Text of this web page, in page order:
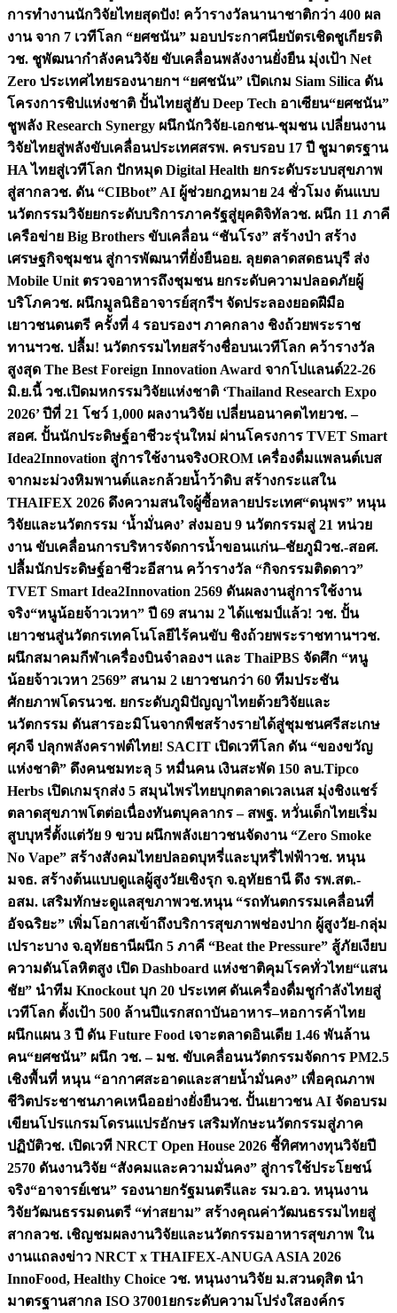
การทำงานนักวิจัยไทยสุดปัง! คว้ารางวัลนานาชาติกว่า 400 ผล
งาน จาก 7 เวทีโลก “ยศชนัน” มอบประกาศนียบัตรเชิดชูเกียรติ
วช. ชูพัฒนากำลังคนวิจัย ขับเคลื่อนพลังงานยั่งยืน มุ่งเป้า Net
Zero ประเทศไทยรองนายกฯ “ยศชนัน” เปิดเกม Siam Silica ดัน
โครงการชิปแห่งชาติ ปั้นไทยสู่ฮับ Deep Tech อาเซียน“ยศชนัน”
ชูพลัง Research Synergy ผนึกนักวิจัย-เอกชน-ชุมชน เปลี่ยนงาน
วิจัยไทยสู่พลังขับเคลื่อนประเทศสรพ. ครบรอบ 17 ปี ชูมาตรฐาน
HA ไทยสู่เวทีโลก ปักหมุด Digital Health ยกระดับระบบสุขภาพ
สู่สากลวช. ดัน “CIBbot” AI ผู้ช่วยกฎหมาย 24 ชั่วโมง ต้นแบบ
นวัตกรรมวิจัยยกระดับบริการภาครัฐสู่ยุคดิจิทัลวช. ผนึก 11 ภาคี
เครือข่าย Big Brothers ขับเคลื่อน “ชันโรง” สร้างป่า สร้าง
เศรษฐกิจชุมชน สู่การพัฒนาที่ยั่งยืนอย. ลุยตลาดสดธนบุรี ส่ง
Mobile Unit ตรวจอาหารถึงชุมชน ยกระดับความปลอดภัยผู้
บริโภควช. ผนึกมูลนิธิอาจารย์สุกรีฯ จัดประลองยอดฝีมือ
เยาวชนดนตรี ครั้งที่ 4 รอบรองฯ ภาคกลาง ชิงถ้วยพระราช
ทานฯวช. ปลื้ม! นวัตกรรมไทยสร้างชื่อบนเวทีโลก คว้ารางวัล
สูงสุด The Best Foreign Innovation Award จากโปแลนด์22-26
มิ.ย.นี้ วช.เปิดมหกรรมวิจัยแห่งชาติ ‘Thailand Research Expo
2026’ ปีที่ 21 โชว์ 1,000 ผลงานวิจัย เปลี่ยนอนาคตไทยวช. –
สอศ. ปั้นนักประดิษฐ์อาชีวะรุ่นใหม่ ผ่านโครงการ TVET Smart
Idea2Innovation สู่การใช้งานจริงOROM เครื่องดื่มแพลนต์เบส
จากมะม่วงหิมพานต์และกล้วยน้ำว้าดิบ สร้างกระแสใน
THAIFEX 2026 ดึงความสนใจผู้ซื้อหลายประเทศ“ดนุพร” หนุน
วิจัยและนวัตกรรม ‘น้ำมั่นคง’ ส่งมอบ 9 นวัตกรรมสู่ 21 หน่วย
งาน ขับเคลื่อนการบริหารจัดการน้ำขอนแก่น–ชัยภูมิวช.-สอศ.
ปลื้มนักประดิษฐ์อาชีวะอีสาน คว้ารางวัล “กิจกรรมติดดาว”
TVET Smart Idea2Innovation 2569 ดันผลงานสู่การใช้งาน
จริง“หนูน้อยจ้าวเวหา” ปี 69 สนาม 2 ได้แชมป์แล้ว! วช. ปั้น
เยาวชนสู่นวัตกรเทคโนโลยีไร้คนขับ ชิงถ้วยพระราชทานฯวช.
ผนึกสมาคมกีฬาเครื่องบินจำลองฯ และ ThaiPBS จัดศึก “หนู
น้อยจ้าวเวหา 2569” สนาม 2 เยาวชนกว่า 60 ทีมประชัน
ศักยภาพโดรนวช. ยกระดับภูมิปัญญาไทยด้วยวิจัยและ
นวัตกรรม ดันสารอะมิโนจากพืชสร้างรายได้สู่ชุมชนศรีสะเกษ
ศุภจี ปลุกพลังคราฟต์ไทย! SACIT เปิดเวทีโลก ดัน “ของขวัญ
แห่งชาติ” ดึงคนชมทะลุ 5 หมื่นคน เงินสะพัด 150 ลบ.Tipco
Herbs เปิดเกมรุกส่ง 5 สมุนไพรไทยบุกตลาดเวลเนส มุ่งชิงแชร์
ตลาดสุขภาพโตต่อเนื่องทันตบุคลากร – สพฐ. หวั่นเด็กไทยเริ่ม
สูบบุหรี่ตั้งแต่วัย 9 ขวบ ผนึกพลังเยาวชนจัดงาน “Zero Smoke
No Vape” สร้างสังคมไทยปลอดบุหรี่และบุหรี่ไฟฟ้าวช. หนุน
มจธ. สร้างต้นแบบดูแลผู้สูงวัยเชิงรุก จ.อุทัยธานี ดึง รพ.สต.-
อสม. เสริมทักษะดูแลสุขภาพวช.หนุน “รถทันตกรรมเคลื่อนที่
อัจฉริยะ” เพิ่มโอกาสเข้าถึงบริการสุขภาพช่องปาก ผู้สูงวัย-กลุ่ม
เปราะบาง จ.อุทัยธานีผนึก 5 ภาคี “Beat the Pressure” สู้ภัยเงียบ
ความดันโลหิตสูง เปิด Dashboard แห่งชาติคุมโรคทั่วไทย“แสน
ชัย” นำทีม Knockout บุก 20 ประเทศ ดันเครื่องดื่มชูกำลังไทยสู่
เวทีโลก ตั้งเป้า 500 ล้านปีแรกสถาบันอาหาร–หอการค้าไทย
ผนึกแผน 3 ปี ดัน Future Food เจาะตลาดอินเดีย 1.46 พันล้าน
คน“ยศชนัน” ผนึก วช. – มช. ขับเคลื่อนนวัตกรรมจัดการ PM2.5
เชิงพื้นที่ หนุน “อากาศสะอาดและสายน้ำมั่นคง” เพื่อคุณภาพ
ชีวิตประชาชนภาคเหนืออย่างยั่งยืนวช. ปั้นเยาวชน AI จัดอบรม
เขียนโปรแกรมโดรนแปรอักษร เสริมทักษะนวัตกรรมสู่ภาค
ปฏิบัติวช. เปิดเวที NRCT Open House 2026 ชี้ทิศทางทุนวิจัยปี
2570 ดันงานวิจัย “สังคมและความมั่นคง” สู่การใช้ประโยชน์
จริง“อาจารย์เชน” รองนายกรัฐมนตรีและ รมว.อว. หนุนงาน
วิจัยวัฒนธรรมดนตรี “ท่าสยาม” สร้างคุณค่าวัฒนธรรมไทยสู่
สากลวช. เชิญชมผลงานวิจัยและนวัตกรรมอาหารสุขภาพ ใน
งานแถลงข่าว NRCT x THAIFEX-ANUGA ASIA 2026
InnoFood, Healthy Choice วช. หนุนงานวิจัย ม.สวนดุสิต นำ
มาตรฐานสากล ISO 37001ยกระดับความโปร่งใสองค์กร